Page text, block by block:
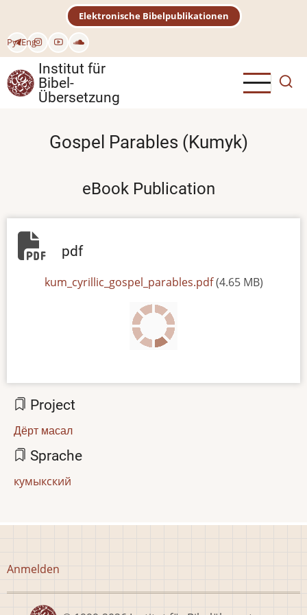
Inhalt
РусEng
Elektronische Bibelpublikationen
Institut für
Bibel-
Übersetzung
Gospel Parables (Kumyk)
eBook Publication
pdf
kum_cyrillic_gospel_parables.pdf (4.65 MB)
Project
Дёрт масал
Sprache
кумыкский
Benutzermenü
Anmelden